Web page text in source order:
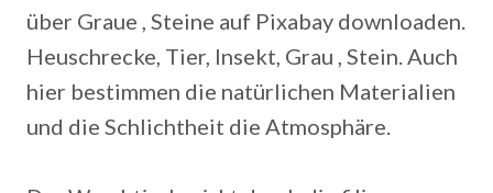
über Graue , Steine auf Pixabay downloaden.
Heuschrecke, Tier, Insekt, Grau , Stein. Auch
hier bestimmen die natürlichen Materialien
und die Schlichtheit die Atmosphäre.